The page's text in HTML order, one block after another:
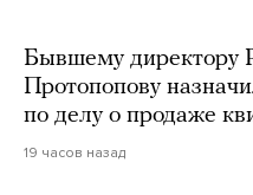
Бывшему директору
Протопопову
по делу о продаже
19 часов назад